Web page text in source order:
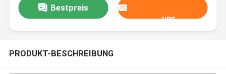
Bestpreis
uns
PRODUKT-BESCHREIBUNG